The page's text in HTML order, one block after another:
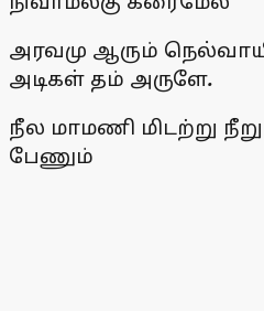
அரவமு ஆரும்
அடிகள் தம் அருளே.
நீல மாமணி மிடற்று
பேணும்